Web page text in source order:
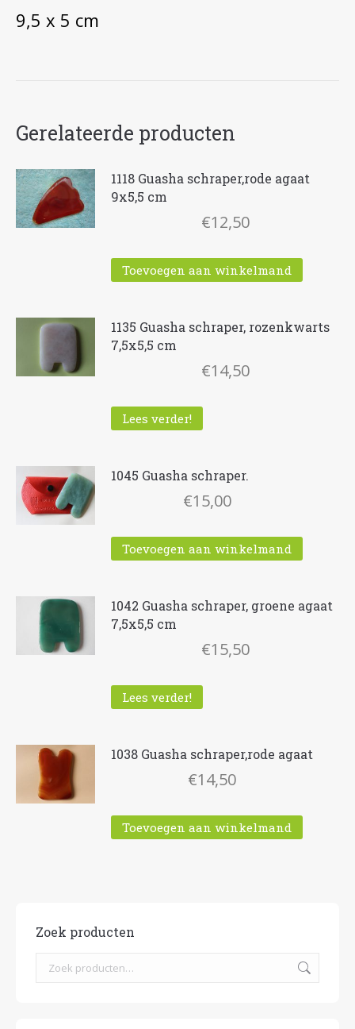
9,5 x 5 cm
Gerelateerde producten
1118 Guasha schraper,rode agaat
9x5,5 cm
€12,50
Toevoegen aan winkelmand
1135 Guasha schraper, rozenkwarts
7,5x5,5 cm
€14,50
Lees verder!
1045 Guasha schraper.
€15,00
Toevoegen aan winkelmand
1042 Guasha schraper, groene agaat
7,5x5,5 cm
€15,50
Lees verder!
1038 Guasha schraper,rode agaat
€14,50
Toevoegen aan winkelmand
Zoek producten